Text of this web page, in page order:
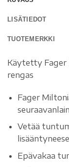
LISÄTIEDOT
TUOTEMERKKI
Käytetty Fager
rengas
Fager
Vetää
Epävakaa